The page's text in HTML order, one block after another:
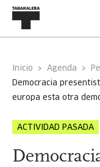
Inicio Agenda
democracia presentista. hasta qué punto está llegando a
europa esta otra
ACTIVIDAD PASADA